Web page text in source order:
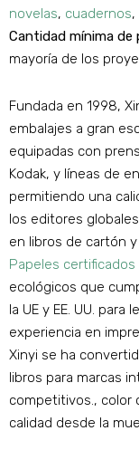
novelas, cuadernos,
Cantidad mínima de
mayoría de los
Fundada en 1998,
embalajes a gran
equipadas con
Kodak, y líneas de
permitiendo una
los editores
en libros de cartón
Papeles certificados
ecológicos que
la UE y EE. UU.
experiencia en
Xinyi se ha
libros para marcas
competitivos.,
calidad desde la